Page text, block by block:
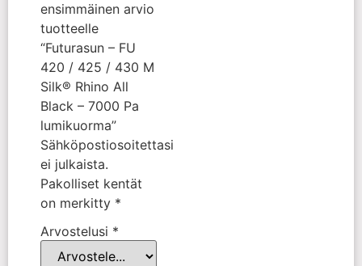
ensimmäinen arvio
tuotteelle
“Futurasun – FU
420 / 425 / 430 M
Silk® Rhino All
Black – 7000 Pa
lumikuorma”
Sähköpostiosoitettasi
ei julkaista.
Pakolliset kentät
on merkitty *
Arvostelusi *